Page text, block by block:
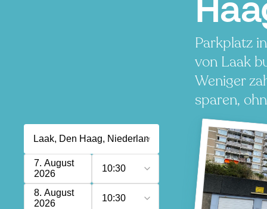
Parkplatz
von Laak
Weniger
sparen,
7. August
2026
10:30
8. August
2026
10:30